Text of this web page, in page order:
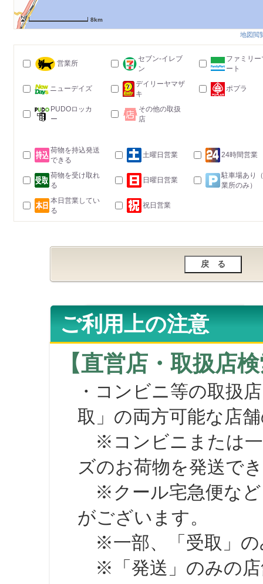
8km
地図閲
営業所
セブン-イレブ
ン
ファミリー
ート
ニューデイズ
デイリーヤマザ
キ
ポプラ
PUDOロッカ
ー
その他の取扱
店
荷物を持込発送
できる
土曜日営業 24時間営業
荷物を受け取れ
る
日曜日営業
駐車場あり
業所のみ）
本日営業してい
る
祝日営業
ご利用上の注意
【直営店・取扱店
・コンビニ等の取扱
取」の両方可能な店
※コンビニまたは一
ズのお荷物を発送で
※クール宅急便など
がございます。
※一部、「受取」の
※「発送」のみの店